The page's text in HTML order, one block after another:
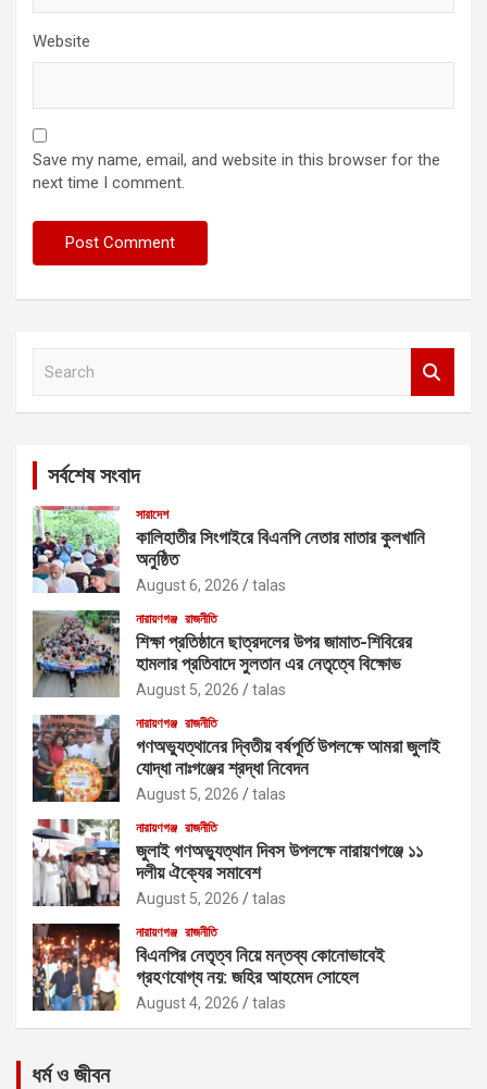
Website
Save my name, email, and website in this browser for the
next time I comment.
সর্বশেষ সংবাদ
সারাদেশ
কালিহাতীর সিংগাইরে বিএনপি নেতার মাতার কুলখানি
অনুষ্ঠিত
August 6, 2026 talas
নারায়ণগঞ্জ রাজনীতি
শিক্ষা প্রতিষ্ঠানে ছাত্রদলের উপর জামাত-শিবিরের
হামলার প্রতিবাদে সুলতান এর নেতৃত্বে বিক্ষোভ
August 5, 2026 talas
নারায়ণগঞ্জ রাজনীতি
গণঅভ্যুত্থানের দ্বিতীয় বর্ষপূর্তি উপলক্ষে আমরা জুলাই
যোদ্ধা নাঃগঞ্জের শ্রদ্ধা নিবেদন
August 5, 2026 talas
নারায়ণগঞ্জ রাজনীতি
জুলাই গণঅভ্যুত্থান দিবস উপলক্ষে নারায়ণগঞ্জে ১১
দলীয় ঐক্যের সমাবেশ
August 5, 2026 talas
নারায়ণগঞ্জ রাজনীতি
বিএনপির নেতৃত্ব নিয়ে মন্তব্য কোনোভাবেই
গ্রহণযোগ্য নয়: জহির আহমেদ সোহেল
August 4, 2026 talas
ধর্ম ও জীবন